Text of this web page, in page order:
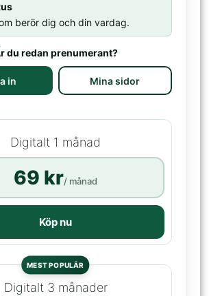
berör dig och din vardag.
du redan prenumerant?
in Mina sidor
Digitalt 1 månad
69 kr/ månad
Köp nu
MEST POPULÄR
Digitalt 3 månader